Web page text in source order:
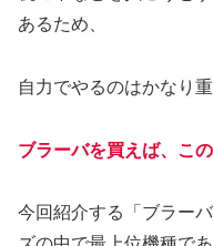
あるため、
自力でやるのはかなり重
ブラーバを買えば、こ
今回紹介する「ブラー